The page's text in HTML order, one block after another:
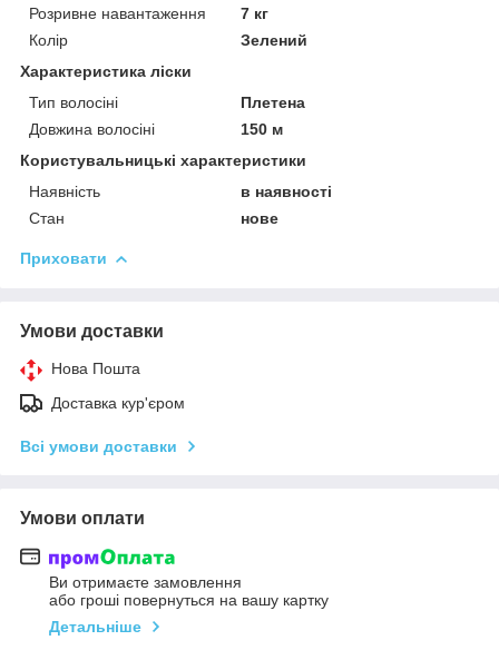
Розривне навантаження
7 кг
Колір
Зелений
Характеристика ліски
Тип волосіні
Плетена
Довжина волосіні
150 м
Користувальницькі характеристики
Наявність
в наявності
Стан
нове
Приховати
Умови доставки
Нова Пошта
Доставка кур'єром
Всі умови доставки
Умови оплати
Ви отримаєте замовлення
або гроші повернуться на вашу картку
Детальніше